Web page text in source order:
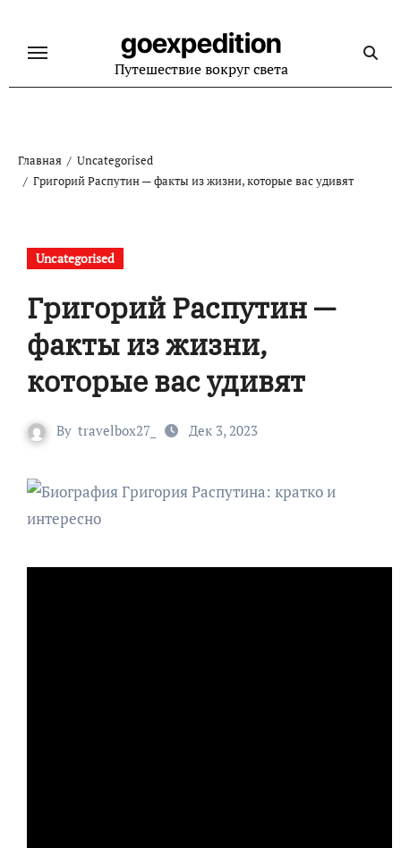
содержанию
goexpedition
Путешествие вокруг света
Главная
Uncategorised
Григорий Распутин — факты из жизни, которые вас удивят
Uncategorised
Григорий Распутин —
факты из жизни,
которые вас удивят
By travelbox27_ Дек 3, 2023